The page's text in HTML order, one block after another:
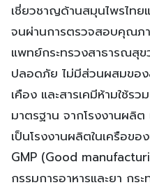
เชี่ยวชาญด้านสมุนไพรไท
จนผ่านการตรวจสอบคุณภ
แพทย์กระทรวงสาธารณสุ
ปลอดภัย ไม่มีส่วนผสมของ
เคือง และสารเคมีห้ามใช้ร
มาตรฐาน จากโรงงานผลิ
เป็นโรงงานผลิตในเครือข
GMP (Good
กรรมการอาหารและยา กร